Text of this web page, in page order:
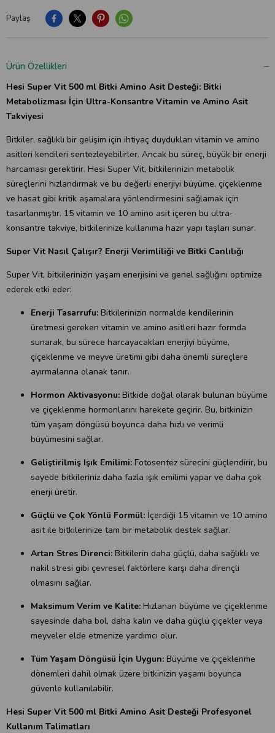
Paylaş
Ürün Özellikleri
Hesi Super Vit 500 ml Bitki Amino Asit Desteği: Bitki
Metabolizması İçin Ultra-Konsantre Vitamin ve Amino Asit
Takviyesi
Bitkiler, sağlıklı bir gelişim için ihtiyaç duydukları vitamin ve amino
asitleri kendileri sentezleyebilirler. Ancak bu süreç, büyük bir enerji
harcaması gerektirir. Hesi Super Vit, bitkilerinizin metabolik
süreçlerini hızlandırmak ve bu değerli enerjiyi büyüme, çiçeklenme
ve hasat gibi kritik aşamalara yönlendirmesini sağlamak için
tasarlanmıştır. 15 vitamin ve 10 amino asit içeren bu ultra-
konsantre takviye, bitkilerinize kullanıma hazır yapı taşları sunar.
Super Vit Nasıl Çalışır? Enerji Verimliliği ve Bitki Canlılığı
Super Vit, bitkilerinizin yaşam enerjisini ve genel sağlığını optimize
ederek etki eder:
Enerji Tasarrufu: Bitkilerinizin normalde kendilerinin
üretmesi gereken vitamin ve amino asitleri hazır formda
sunarak, bu sürece harcayacakları enerjiyi büyüme,
çiçeklenme ve meyve üretimi gibi daha önemli süreçlere
ayırmalarına olanak tanır.
Hormon Aktivasyonu: Bitkide doğal olarak bulunan büyüme
ve çiçeklenme hormonlarını harekete geçirir. Bu, bitkinizin
tüm yaşam döngüsü boyunca daha hızlı ve verimli
büyümesini sağlar.
Geliştirilmiş Işık Emilimi: Fotosentez sürecini güçlendirir, bu
sayede bitkileriniz daha fazla ışık emilimi yapar ve daha çok
enerji üretir.
Güçlü ve Çok Yönlü Formül: İçerdiği 15 vitamin ve 10 amino
asit ile bitkilerinize tam bir metabolik destek sağlar.
Artan Stres Direnci: Bitkilerin daha güçlü, daha sağlıklı ve
nakil stresi gibi çevresel faktörlere karşı daha dirençli
olmasını sağlar.
Maksimum Verim ve Kalite: Hızlanan büyüme ve çiçeklenme
sayesinde daha bol, daha kalın ve daha güçlü çiçekler veya
meyveler elde etmenize yardımcı olur.
Tüm Yaşam Döngüsü İçin Uygun: Büyüme ve çiçeklenme
dönemleri dahil olmak üzere bitkinizin yaşamı boyunca
güvenle kullanılabilir.
Hesi Super Vit 500 ml Bitki Amino Asit Desteği Profesyonel
Kullanım Talimatları